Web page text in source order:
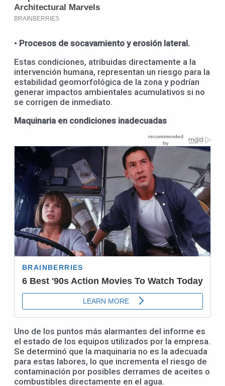
• Procesos de socavamiento y erosión lateral.
Estas condiciones, atribuidas directamente a la
intervención humana, representan un riesgo para la
estabilidad geomorfológica de la zona y podrían
generar impactos ambientales acumulativos si no
se corrigen de inmediato.
Maquinaria en condiciones inadecuadas
Uno de los puntos más alarmantes del informe es
el estado de los equipos utilizados por la empresa.
Se determinó que la maquinaria no es la adecuada
para estas labores, lo que incrementa el riesgo de
contaminación por posibles derrames de aceites o
combustibles directamente en el agua.